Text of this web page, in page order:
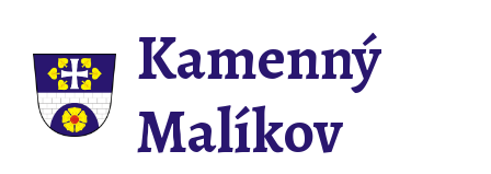
obsah
Kamenný
Malíkov